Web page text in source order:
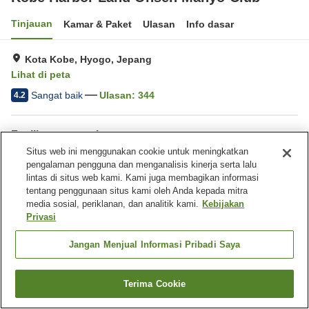
Tinjauan Kamar & Paket Ulasan Info dasar
Kota Kobe, Hyogo, Jepang
Lihat di peta
4.2 Sangat baik Ulasan: 344
Fasilitas properti
Sauna
Spa / Salon kecantikan
Restoran
Toko
Beranda Jepang Hyogo
Kota Kobe
Kobe Harbor Land Onsen Manyo-Club
Cari kamar
Situs web ini menggunakan cookie untuk meningkatkan
pengalaman pengguna dan menganalisis kinerja serta lalu
lintas di situs web kami. Kami juga membagikan informasi
tentang penggunaan situs kami oleh Anda kepada mitra
media sosial, periklanan, dan analitik kami. Kebijakan
Privasi
Jangan Menjual Informasi Pribadi Saya
Terima Cookie